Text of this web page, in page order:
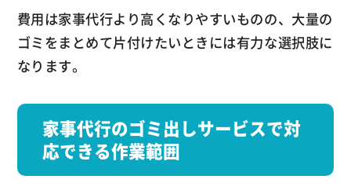
費用は家事代行より高くなりやすいものの、大量の
ゴミをまとめて片付けたいときには有力な選択肢に
なります。
家事代行のゴミ出しサービスで対
応できる作業範囲